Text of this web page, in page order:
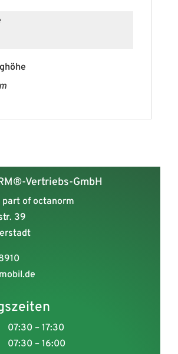
Vertriebs-GmbH
part of octanorm
39
07:30 – 17:30
07:30 – 16:00